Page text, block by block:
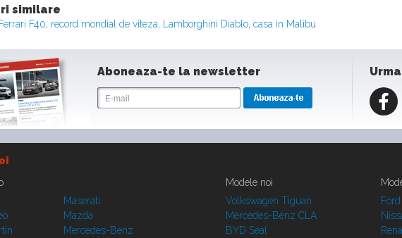
similare
F40, record mondial de viteza, Lamborghini Diablo, casa in Malibu
Aboneaza-te la newsletter
Maserati
Mazda
Mercedes-Benz
Modele noi
Volkswagen Tiguan
Mercedes-Benz CLA
BYD Seal